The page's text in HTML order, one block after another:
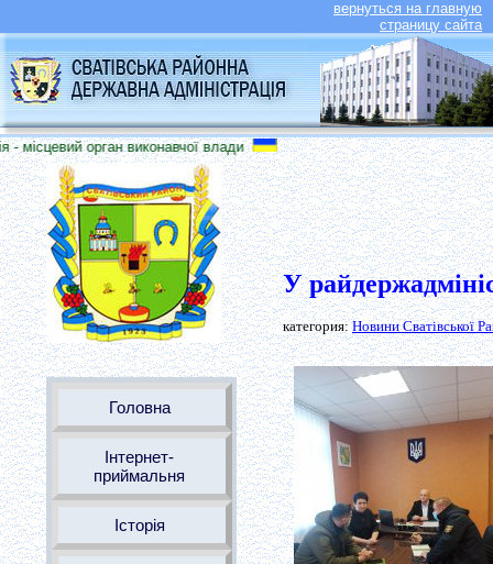
вернуться на главную
страницу сайта
орган виконавчої влади
Головна
Інтернет-
приймальня
Історія
У
категория:Новини Сватівської